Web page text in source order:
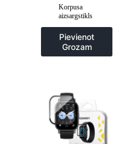
Pro Full Glue 46 mm
– 2 gab.
Korpusa
aizsargstikls
Pievienot
Grozam